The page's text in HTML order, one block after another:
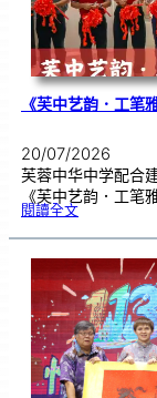
《芙中艺韵．工笔
20/07/2026
芙蓉中华中学配合
《芙中艺韵．工笔
閱讀全文:《
艺
．
工
笔
雅
集
．
长
荣
丹
青
》
书
画
展
开
幕